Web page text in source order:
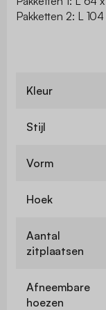
Pakketten 2: L
Kleur
Stijl
Vorm
Hoek
Aantal
zitplaatsen
Afneembare
hoezen